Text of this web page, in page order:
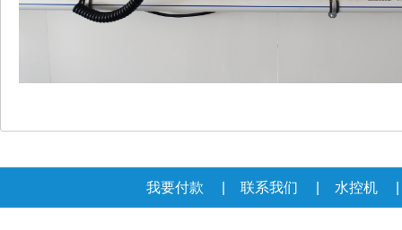
我要付款 联系我们 水控机